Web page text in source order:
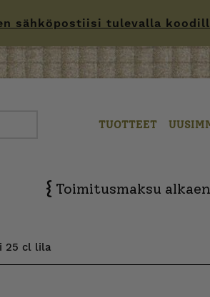
sähköpostiisi tulevalla
TUOTTEET
{ Toimitusmaksu
25 cl lila